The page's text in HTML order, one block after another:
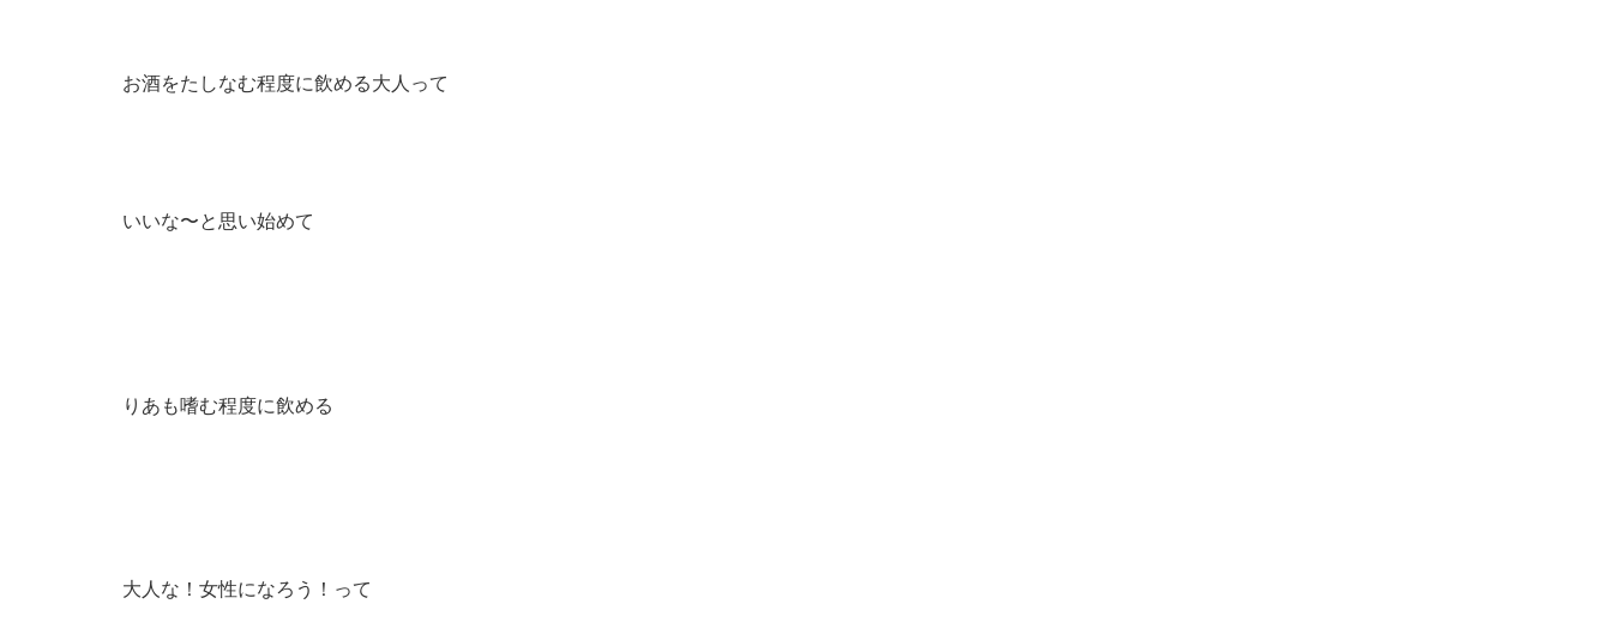
お酒をたしなむ程度に飲める大人って
いいな〜と思い始めて
りあも嗜む程度に飲める
大人な！女性になろう！って